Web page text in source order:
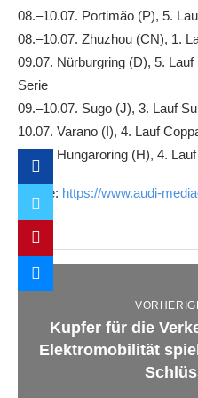
08.–10.07. Portimão (P), 5.
08.–10.07. Zhuzhou (CN), 1.
09.07. Nürburgring (D), 5.
Serie
09.–10.07. Sugo (J), 3. Lauf
10.07. Varano (I), 4. Lauf
10.07. Hungaroring (H), 4.
Quelle: https://www.audi-
Kupfer für die
Elektromobilität